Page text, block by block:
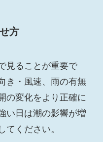
方
見ることが重要で
き・風速、雨の有無
の変化をより正確に
い日は潮の影響が増
てください。